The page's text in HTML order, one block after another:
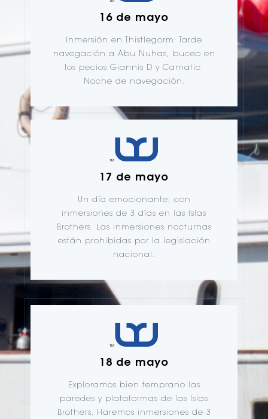
16 de mayo
Inmersión en Thistlegorm. Tarde
navegación a Abu Nuhas, buceo en
los pecios Giannis D y Carnatic.
Noche de navegación.
17 de mayo
Un día emocionante, con
inmersiones de 3 días en las Islas
Brothers. Las inmersiones nocturnas
están prohibidas por la legislación
nacional.
18 de mayo
Exploramos bien temprano las
paredes y plataformas de las Islas
Brothers. Haremos inmersiones de 3